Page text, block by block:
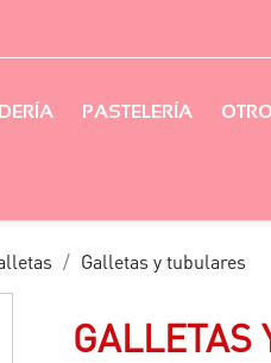
PASTELERÍA
Galletas y tubulares
GALLETAS